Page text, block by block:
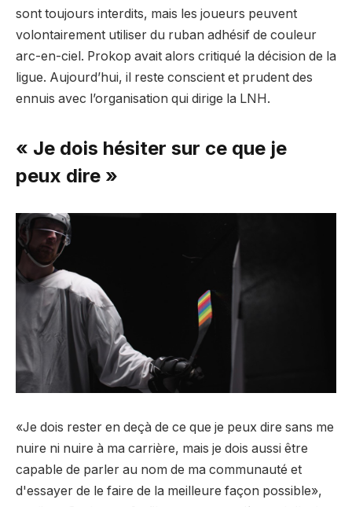
sont toujours interdits, mais les joueurs peuvent
volontairement utiliser du ruban adhésif de couleur
arc-en-ciel. Prokop avait alors critiqué la décision de la
ligue. Aujourd’hui, il reste conscient et prudent des
ennuis avec l’organisation qui dirige la LNH.
« Je dois hésiter sur ce que je
peux dire »
«Je dois rester en deçà de ce que je peux dire sans me
nuire ni nuire à ma carrière, mais je dois aussi être
capable de parler au nom de ma communauté et
d'essayer de le faire de la meilleure façon possible»,